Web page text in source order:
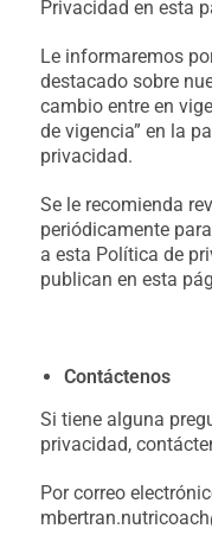
Privacidad en esta
Le informaremos
destacado sobre
cambio entre en
de vigencia” en la
privacidad.
Se le recomienda
periódicamente
a esta Política de
publican en esta
Contáctenos
Si tiene alguna
privacidad,
Por correo